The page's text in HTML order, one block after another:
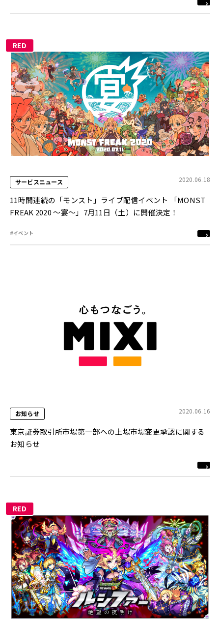
RED
サービスニュース 2020.06.18
11時間連続の「モンスト」ライブ配信イベント 「MONST
FREAK 2020 ～宴～」7月11日（土）に開催決定！
#イベント
お知らせ 2020.06.16
東京証券取引所市場第一部への上場市場変更承認に関する
お知らせ
RED